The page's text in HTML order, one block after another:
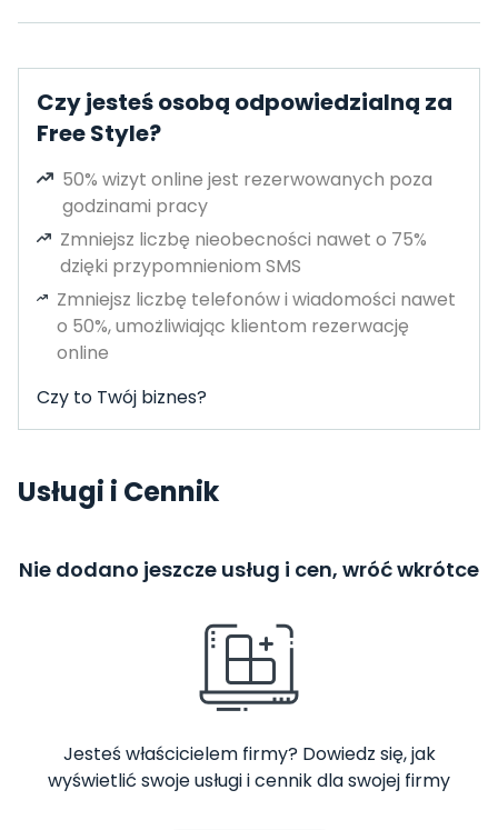
Czy jesteś osobą odpowiedzialną za
Free Style?
50% wizyt online jest rezerwowanych poza
godzinami pracy
Zmniejsz liczbę nieobecności nawet o 75%
dzięki przypomnieniom SMS
Zmniejsz liczbę telefonów i wiadomości nawet
o 50%, umożliwiając klientom rezerwację
online
Czy to Twój biznes?
Usługi i Cennik
Nie dodano jeszcze usług i cen, wróć wkrótce
Jesteś właścicielem firmy? Dowiedz się, jak
wyświetlić swoje usługi i cennik dla swojej firmy